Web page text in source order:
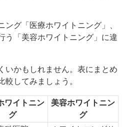
グ「医療ホワイトニング」、
う「美容ホワイトニング」に違
いかもしれません。表にまとめ
較してみましょう。
ワイトニン
グ
美容ホワイトニン
グ